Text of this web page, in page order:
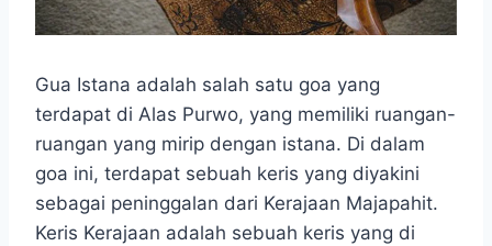
Gua Istana adalah salah satu goa yang
terdapat di Alas Purwo, yang memiliki ruangan-
ruangan yang mirip dengan istana. Di dalam
goa ini, terdapat sebuah keris yang diyakini
sebagai peninggalan dari Kerajaan Majapahit.
Keris Kerajaan adalah sebuah keris yang di